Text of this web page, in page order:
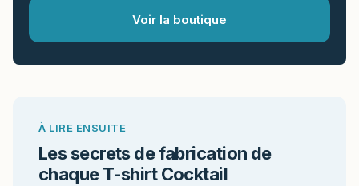
Voir la boutique
À LIRE ENSUITE
Les secrets de fabrication de
chaque T-shirt Cocktail